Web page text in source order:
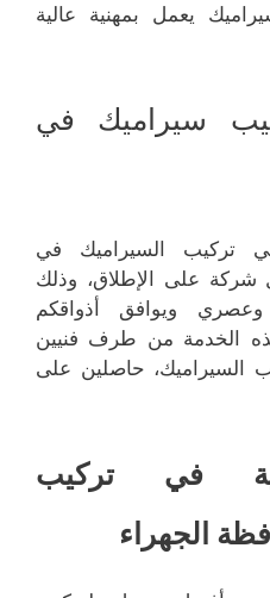
يعمل بمهنية عالية
سيراميك في
تركيب السيراميك في
على الإطلاق، وذلك
ويوافق أذواقكم
الخدمة من طرف فنيين
السيراميك، حاصلين على
في تركيب
الجهراء